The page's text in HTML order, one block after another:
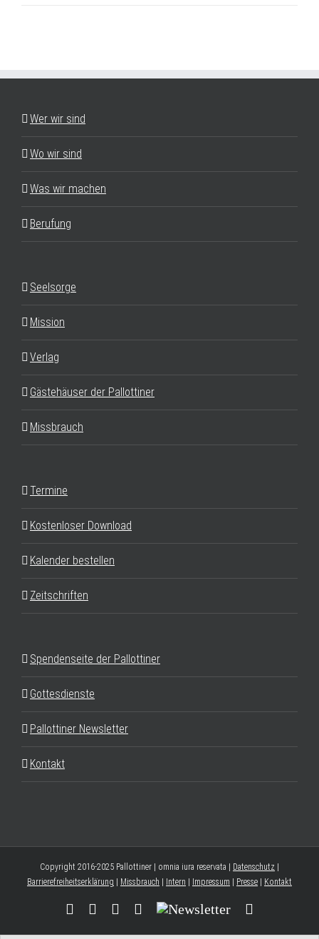
Wer wir sind
Wo wir sind
Was wir machen
Berufung
Seelsorge
Mission
Verlag
Gästehäuser der Pallottiner
Missbrauch
Termine
Kostenloser Download
Kalender bestellen
Zeitschriften
Spendenseite der Pallottiner
Gottesdienste
Pallottiner Newsletter
Kontakt
Copyright 2016-2025 Pallottiner | omnia iura reservata | Datenschutz
Barrierefreiheitserklärung
Missbrauch Intern Impressum Presse Kontakt
FacebookYouTubeInstagram
Threads
Newsletter